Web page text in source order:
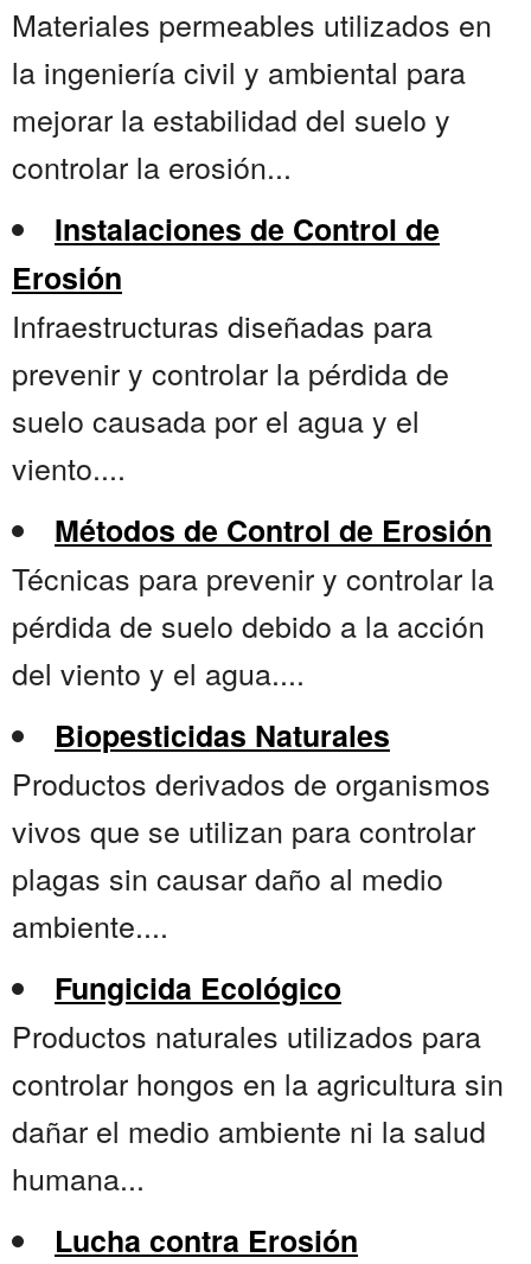
Materiales permeables utilizados en
la ingeniería civil y ambiental para
mejorar la estabilidad del suelo y
controlar la erosión...
Instalaciones de Control de
Erosión
Infraestructuras diseñadas para
prevenir y controlar la pérdida de
suelo causada por el agua y el
viento....
Métodos de Control de Erosión
Técnicas para prevenir y controlar la
pérdida de suelo debido a la acción
del viento y el agua....
Biopesticidas Naturales
Productos derivados de organismos
vivos que se utilizan para controlar
plagas sin causar daño al medio
ambiente....
Fungicida Ecológico
Productos naturales utilizados para
controlar hongos en la agricultura sin
dañar el medio ambiente ni la salud
humana...
Lucha contra Erosión